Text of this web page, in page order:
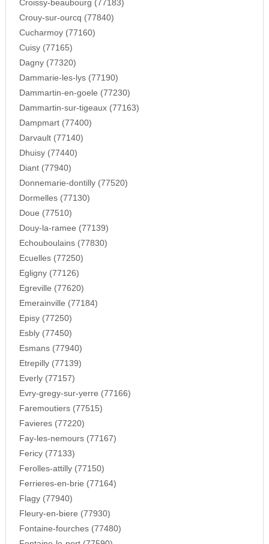
Croissy-beaubourg (77183)
Crouy-sur-ourcq (77840)
Cucharmoy (77160)
Cuisy (77165)
Dagny (77320)
Dammarie-les-lys (77190)
Dammartin-en-goele (77230)
Dammartin-sur-tigeaux (77163)
Dampmart (77400)
Darvault (77140)
Dhuisy (77440)
Diant (77940)
Donnemarie-dontilly (77520)
Dormelles (77130)
Doue (77510)
Douy-la-ramee (77139)
Echouboulains (77830)
Ecuelles (77250)
Egligny (77126)
Egreville (77620)
Emerainville (77184)
Episy (77250)
Esbly (77450)
Esmans (77940)
Etrepilly (77139)
Everly (77157)
Evry-gregy-sur-yerre (77166)
Faremoutiers (77515)
Favieres (77220)
Fay-les-nemours (77167)
Fericy (77133)
Ferolles-attilly (77150)
Ferrieres-en-brie (77164)
Flagy (77940)
Fleury-en-biere (77930)
Fontaine-fourches (77480)